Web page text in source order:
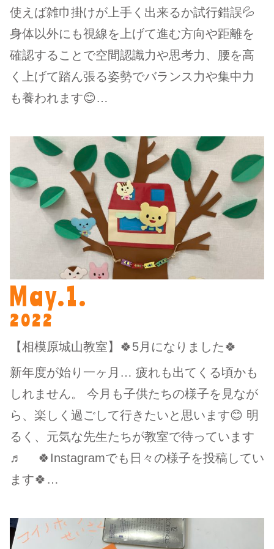
使えば雑巾掛けが上手く出来るか試行錯誤💦
身体以外にも視線を上げて進む方向や距離を
確認することで空間認識力や思考力、腰を高
く上げて踏ん張る姿勢でバランス力や集中力
も養われます😊…
May.1.
2022
【相模原城山教室】🍀5月になりました🍀
新年度が始り一ヶ月… 疲れも出てくる頃かも
しれません。 今月も子供たちの様子を見なが
ら、楽しく過ごして行きたいと思います😊 明
るく、元気な先生たちが教室で待っています
♬ 🍀Instagramでも日々の様子を投稿してい
ます🍀…